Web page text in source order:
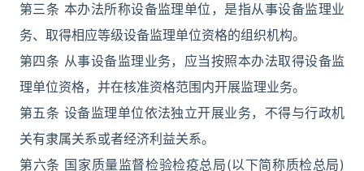
第三条 本办法所称设备监理单位，是指从事设备监理业
务、取得相应等级设备监理单位资格的组织机构。
第四条 从事设备监理业务，应当按照本办法取得设备监
理单位资格，并在核准资格范围内开展监理业务。
第五条 设备监理单位依法独立开展业务，不得与行政机
关有隶属关系或者经济利益关系。
第六条 国家质量监督检验检疫总局(以下简称质检总局)